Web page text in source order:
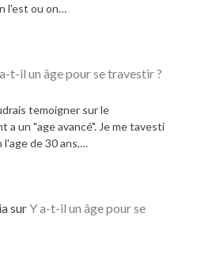
l'est ou on…
t-il un âge pour se travestir ?
temoigner sur le
a un "age avancé". Je me tavesti
l'age de 30 ans,…
surY a-t-il un âge pour se